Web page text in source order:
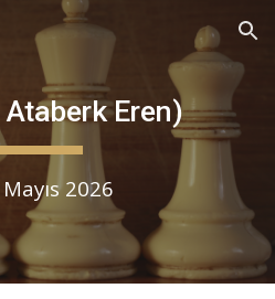
Skip to navigation
Eren)
Mayıs2026